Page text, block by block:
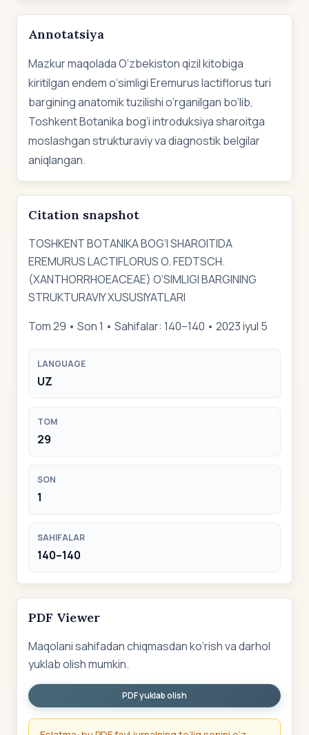
Annotatsiya
Mazkur maqolada O‘zbekiston qizil kitobiga
kiritilgan endem o‘simligi Eremurus lactiflorus turi
bargining anatomik tuzilishi o‘rganilgan bo‘lib,
Toshkent Botanika bog‘i introduksiya sharoitga
moslashgan strukturaviy va diagnostik belgilar
aniqlangan.
Citation snapshot
TOSHKENT BOTANIKA BOG‘I SHAROITIDA
EREMURUS LACTIFLORUS O. FEDTSCH.
(XANTHORRHOEACEAE) O‘SIMLIGI BARGINING
STRUKTURAVIY XUSUSIYATLARI
Tom 29 • Son 1 • Sahifalar: 140–140 • 2023 iyul 5
LANGUAGE
UZ
TOM
29
SON
1
SAHIFALAR
140–140
PDF Viewer
Maqolani sahifadan chiqmasdan ko‘rish va darhol
yuklab olish mumkin.
PDF yuklab olish